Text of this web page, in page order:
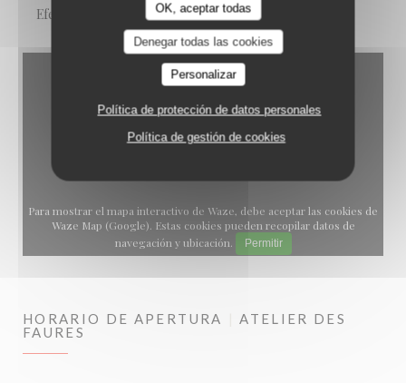
OK, aceptar todas
Denegar todas las cookies
Personalizar
Política de protección de datos personales
Política de gestión de cookies
Efectivo, Tarjeta de Crédito
Para mostrar el mapa interactivo de Waze, debe aceptar las cookies de
Waze Map (Google). Estas cookies pueden recopilar datos de
navegación y ubicación.
Permitir
HORARIO DE APERTURA
ATELIER DES
FAURES